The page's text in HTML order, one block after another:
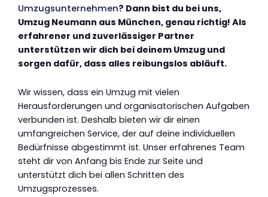
Umzugsunternehmen? Dann bist du bei uns,
Umzug Neumann aus München, genau richtig! Als
erfahrener und zuverlässiger Partner
unterstützen wir dich bei deinem Umzug und
sorgen dafür, dass alles reibungslos abläuft.
Wir wissen, dass ein Umzug mit vielen
Herausforderungen und organisatorischen Aufgaben
verbunden ist. Deshalb bieten wir dir einen
umfangreichen Service, der auf deine individuellen
Bedürfnisse abgestimmt ist. Unser erfahrenes Team
steht dir von Anfang bis Ende zur Seite und
unterstützt dich bei allen Schritten des
Umzugsprozesses.